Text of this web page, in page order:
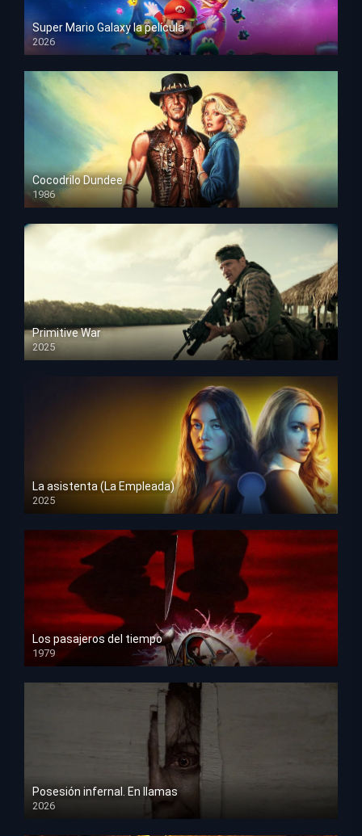
Super Mario Galaxy la película
2026
HD 1080p
Cocodrilo Dundee
1986
HD 1080p
Primitive War
2025
HD 1080p
La asistenta (La Empleada)
2025
HD 1080p
Los pasajeros del tiempo
1979
HD 1080p
Posesión infernal. En llamas
2026
HD 1080p